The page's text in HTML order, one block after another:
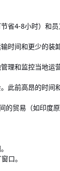
省4-8小时）和
时间和更少的装
理和监控当地运营
此前高昂的时间
的贸易（如印度
口。